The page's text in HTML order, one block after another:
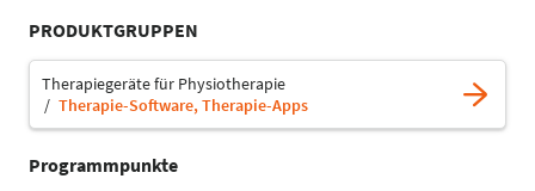
PRODUKTGRUPPEN
Therapiegeräte für Physiotherapie
Therapie-Software, Therapie-Apps
Programmpunkte